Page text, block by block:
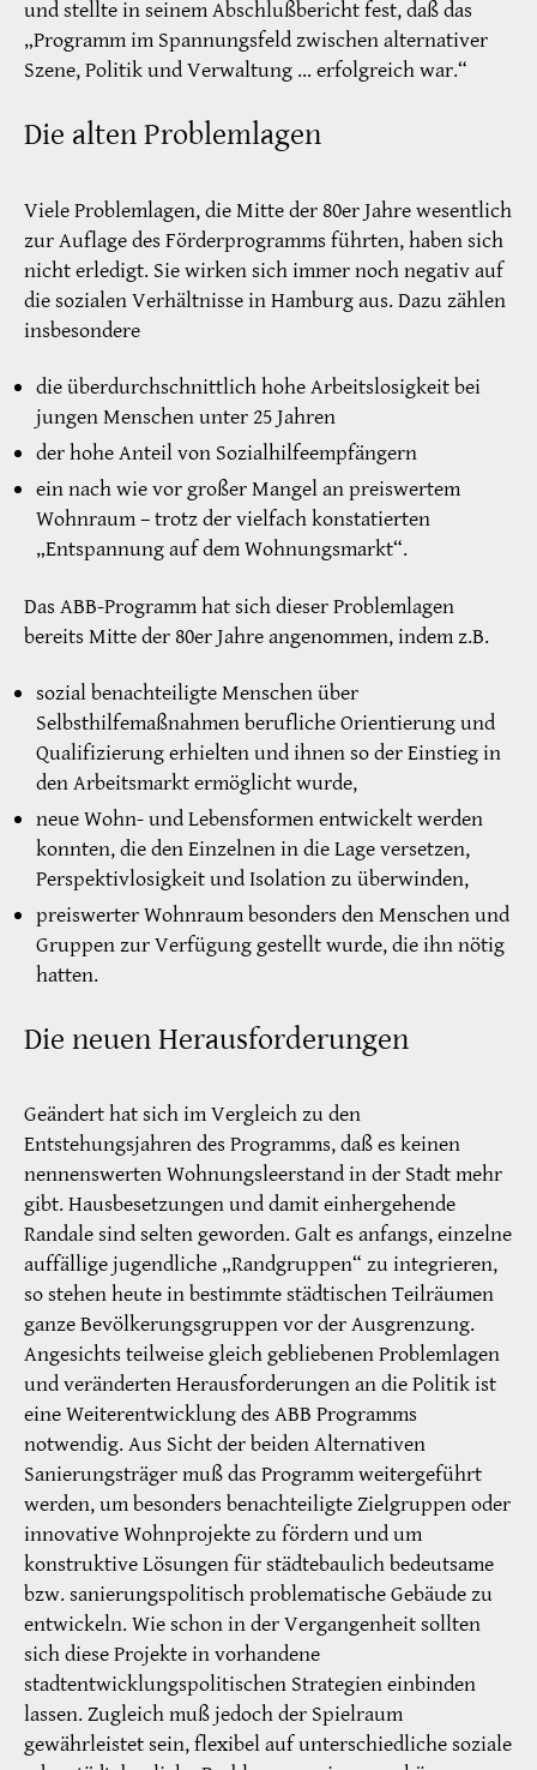
und stellte in seinem Abschlußbericht fest, daß das
„Programm im Spannungsfeld zwischen alternativer
Szene, Politik und Verwaltung … erfolgreich war.“
Die alten Problemlagen
Viele Problemlagen, die Mitte der 80er Jahre wesentlich
zur Auflage des Förderprogramms führten, haben sich
nicht erledigt. Sie wirken sich immer noch negativ auf
die sozialen Verhältnisse in Hamburg aus. Dazu zählen
insbesondere
die überdurchschnittlich hohe Arbeitslosigkeit bei
jungen Menschen unter 25 Jahren
der hohe Anteil von Sozialhilfeempfängern
ein nach wie vor großer Mangel an preiswertem
Wohnraum – trotz der vielfach konstatierten
„Entspannung auf dem Wohnungsmarkt“.
Das ABB-Programm hat sich dieser Problemlagen
bereits Mitte der 80er Jahre angenommen, indem z.B.
sozial benachteiligte Menschen über
Selbsthilfemaßnahmen berufliche Orientierung und
Qualifizierung erhielten und ihnen so der Einstieg in
den Arbeitsmarkt ermöglicht wurde,
neue Wohn- und Lebensformen entwickelt werden
konnten, die den Einzelnen in die Lage versetzen,
Perspektivlosigkeit und Isolation zu überwinden,
preiswerter Wohnraum besonders den Menschen und
Gruppen zur Verfügung gestellt wurde, die ihn nötig
hatten.
Die neuen Herausforderungen
Geändert hat sich im Vergleich zu den
Entstehungsjahren des Programms, daß es keinen
nennenswerten Wohnungsleerstand in der Stadt mehr
gibt. Hausbesetzungen und damit einhergehende
Randale sind selten geworden. Galt es anfangs, einzelne
auffällige jugendliche „Randgruppen“ zu integrieren,
so stehen heute in bestimmte städtischen Teilräumen
ganze Bevölkerungsgruppen vor der Ausgrenzung.
Angesichts teilweise gleich gebliebenen Problemlagen
und veränderten Herausforderungen an die Politik ist
eine Weiterentwicklung des ABB Programms
notwendig. Aus Sicht der beiden Alternativen
Sanierungsträger muß das Programm weitergeführt
werden, um besonders benachteiligte Zielgruppen oder
innovative Wohnprojekte zu fördern und um
konstruktive Lösungen für städtebaulich bedeutsame
bzw. sanierungspolitisch problematische Gebäude zu
entwickeln. Wie schon in der Vergangenheit sollten
sich diese Projekte in vorhandene
stadtentwicklungspolitischen Strategien einbinden
lassen. Zugleich muß jedoch der Spielraum
gewährleistet sein, flexibel auf unterschiedliche soziale